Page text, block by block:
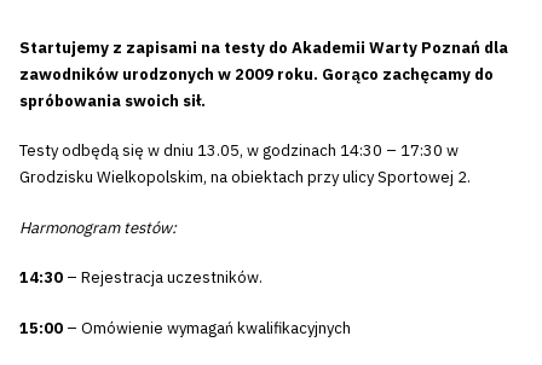
Startujemy z zapisami na testy do Akademii Warty Poznań dla
zawodników urodzonych w 2009 roku. Gorąco zachęcamy do
spróbowania swoich sił.
Testy odbędą się w dniu 13.05, w godzinach 14:30 – 17:30 w
Grodzisku Wielkopolskim, na obiektach przy ulicy Sportowej 2.
Harmonogram testów:
14:30 – Rejestracja uczestników.
15:00 – Omówienie wymagań kwalifikacyjnych